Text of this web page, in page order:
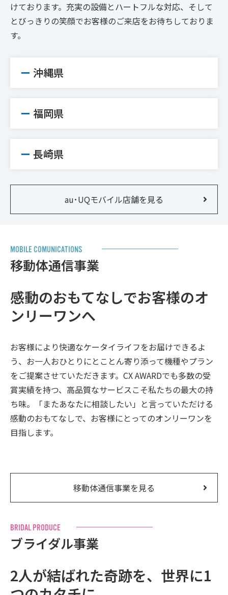
けております。充実の設備とハートフルな対応、そして
とびっきりの笑顔でお客様のご来店をお待ちしておりま
す。
沖縄県
福岡県
長崎県
au･UQモバイル店舗を見る
MOB LE COMUN CAT ONS
移動体通信事業
感動のおもてなしでお客様のオ
ンリーワンへ
お客様により快適なケータイライフをお届けできるよ
う、お一人おひとりにとことん寄り添って機種やプラン
をご提案させていただきます。CX AWARDでも多数の受
賞実績を持つ、高品質なサービスこそ私たちの最大の持
ち味。「またあなたに相談したい」と言っていただける
感動のおもてなしで、お客様にとってのオンリーワンを
目指します。
移動体通信事業を見る
BR DAL PRODUCE
ブライダル事業
2人が結ばれた奇跡を、 世界に1